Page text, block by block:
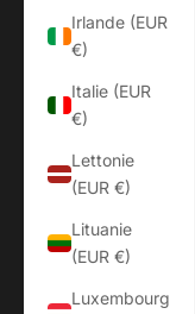
Irlande (EUR
€)
Italie (EUR
€)
Lettonie
(EUR €)
Lituanie
(EUR €)
Luxembourg